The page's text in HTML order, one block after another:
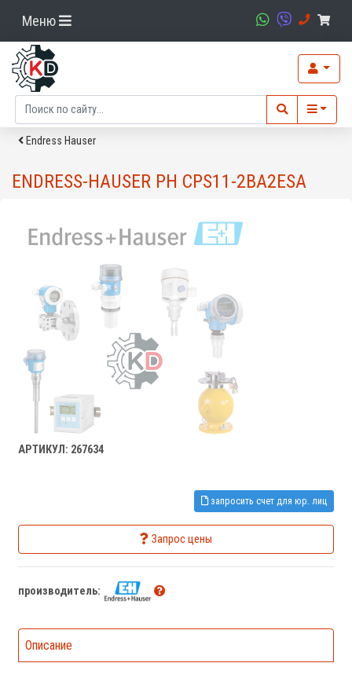
Меню
Endress Hauser
ENDRESS-HAUSER PH CPS11-2BA2ESA
АРТИКУЛ: 267634
запросить счет для юр. лиц
Запрос цены
производитель:
Описание